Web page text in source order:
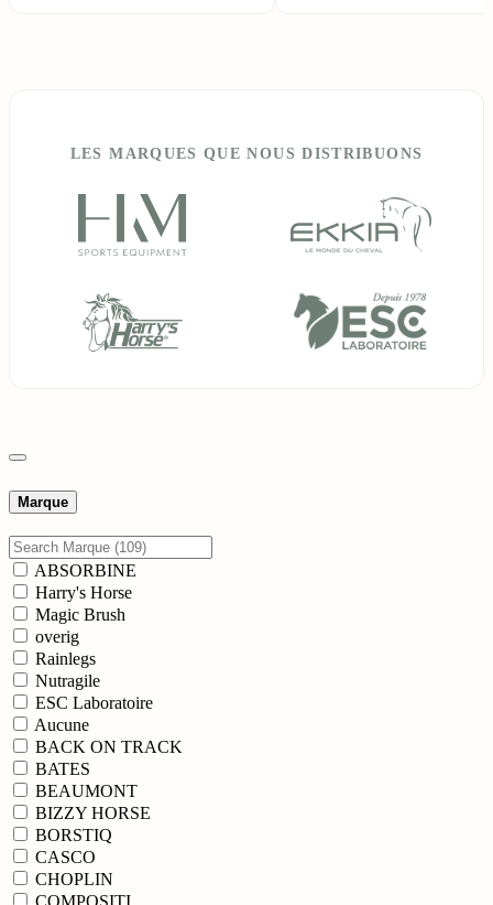
LES MARQUES QUE NOUS DISTRIBUONS
Marque
ABSORBINE
Harry's Horse
Magic Brush
overig
Rainlegs
Nutragile
ESC Laboratoire
Aucune
BACK ON TRACK
BATES
BEAUMONT
BIZZY HORSE
BORSTIQ
CASCO
CHOPLIN
COMPOSITI